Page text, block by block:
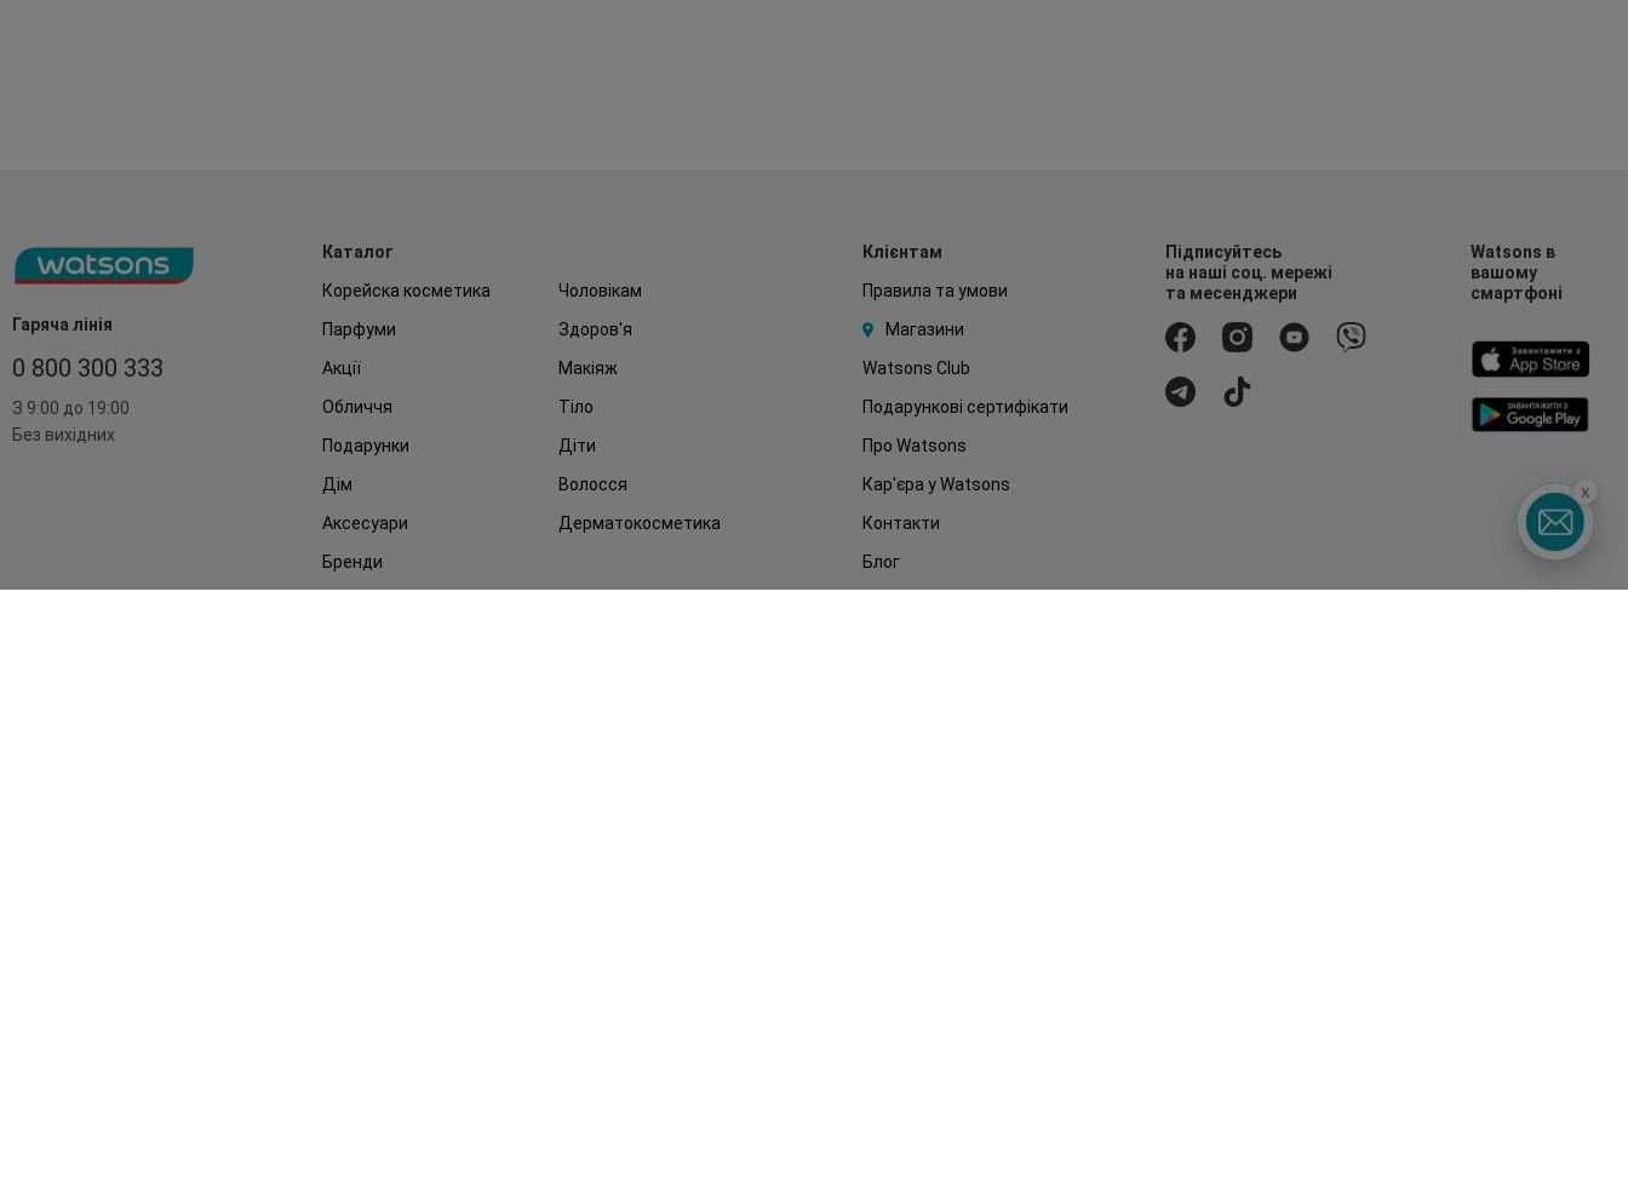
Гаряча лінія
0 800 300 333
З 9:00 до 19:00
Без вихідних
Каталог
Корейска косметика
Чоловікам
Парфуми
Здоров'я
Акції
Макіяж
Обличчя
Тіло
Подарунки
Діти
Дім
Волосся
Аксесуари
Дерматокосметика
Бренди
Клієнтам
Правила та умови
Магазини
Watsons Club
Подарункові сертифікати
Про Watsons
Кар'єра у Watsons
Контакти
Блог
Підписуйтесь
на наші соц. мережі
та месенджери
Watsons в
вашому
смартфоні
x